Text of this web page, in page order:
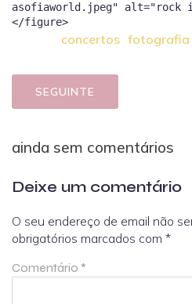
asofiaworld.jpeg"
concertos fotografia
SEGUINTE
ainda sem comentários
Deixe um comentário
O seu endereço de email não
obrigatórios marcados com *
Comentário *